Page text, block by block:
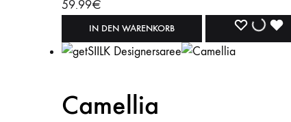
59.99€
IN DEN WARENKORB WISHLIST
Camellia